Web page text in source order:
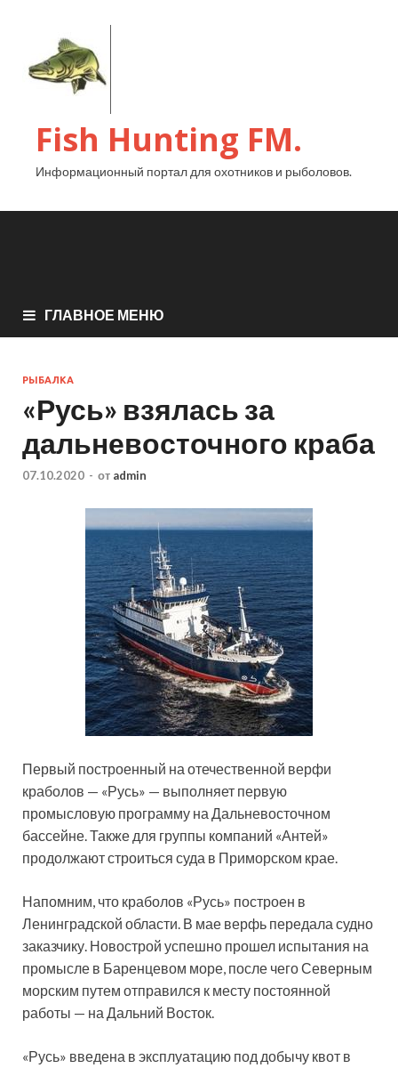
Fish Hunting FM.
Информационный портал для охотников и рыболовов.
ГЛАВНОЕ МЕНЮ
РЫБАЛКА
«Русь» взялась за
дальневосточного краба
07.10.2020 - от admin
Первый построенный на отечественной верфи
краболов — «Русь» — выполняет первую
промысловую программу на Дальневосточном
бассейне. Также для группы компаний «Антей»
продолжают строиться суда в Приморском крае.
Напомним, что краболов «Русь» построен в
Ленинградской области. В мае верфь передала судно
заказчику. Новострой успешно прошел испытания на
промысле в Баренцевом море, после чего Северным
морским путем отправился к месту постоянной
работы — на Дальний Восток.
«Русь» введена в эксплуатацию под добычу квот в